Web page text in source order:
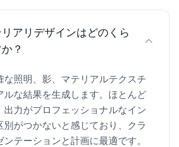
アリデザインはどのくら
？
な照明、影、マテリアルテクスチ
ルな結果を生成します。ほとんど
出力がプロフェッショナルなイン
別がつかないと感じており、クラ
テーションと計画に最適です。